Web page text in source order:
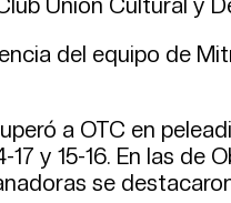
Unión Cultural y
del equipo de
a OTC en
17 y 15-16. En las
se